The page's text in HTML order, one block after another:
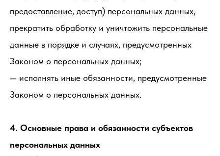
предоставление, доступ) персональных данных,
прекратить обработку и уничтожить персональные
данные в порядке и случаях, предусмотренных
Законом о персональных данных;
— исполнять иные обязанности, предусмотренные
Законом о персональных данных.
4. Основные права и обязанности субъектов
персональных данных